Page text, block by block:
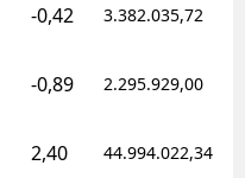
-0,42 3.382.035,72
-0,89 2.295.929,00
2,40 44.994.022,34